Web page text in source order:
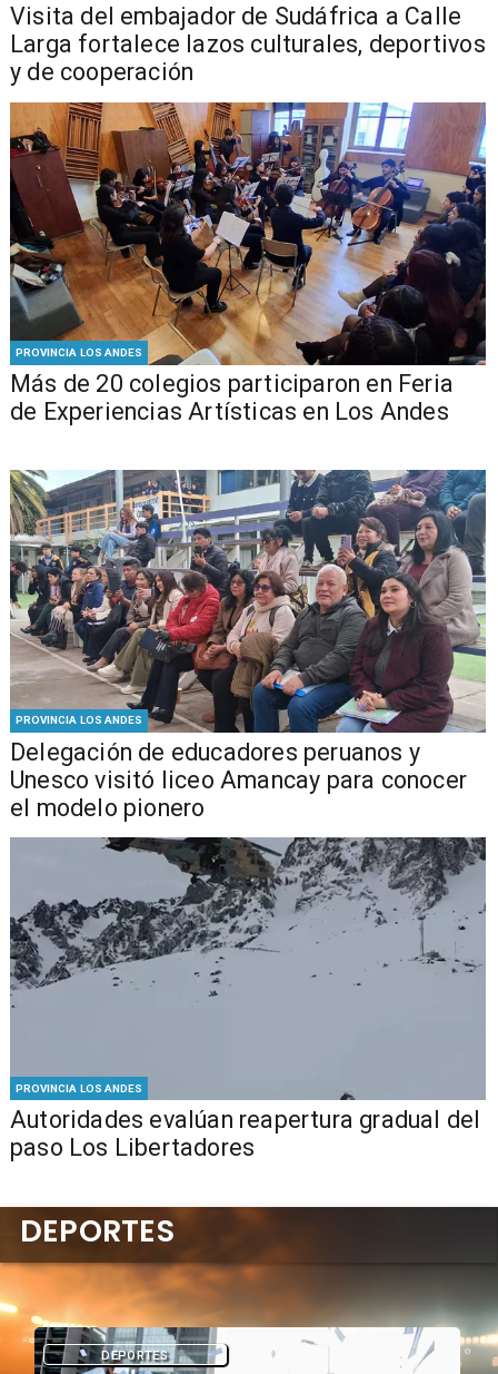
​Visita del embajador de Sudáfrica a Calle
Larga fortalece lazos culturales, deportivos
y de cooperación
PROVINCIA LOS ANDES
Más de 20 colegios participaron en Feria
de Experiencias Artísticas en Los Andes
PROVINCIA LOS ANDES
Delegación de educadores peruanos y
Unesco visitó liceo Amancay para conocer
el modelo pionero
PROVINCIA LOS ANDES
​​Autoridades evalúan reapertura gradual del
paso Los Libertadores
DEPORTES
DEPORTES